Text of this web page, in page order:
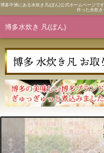
博多中洲にある水炊き凡(ぼん)公式ホームページで
作った水炊き
博多水炊き 凡(ぼん)